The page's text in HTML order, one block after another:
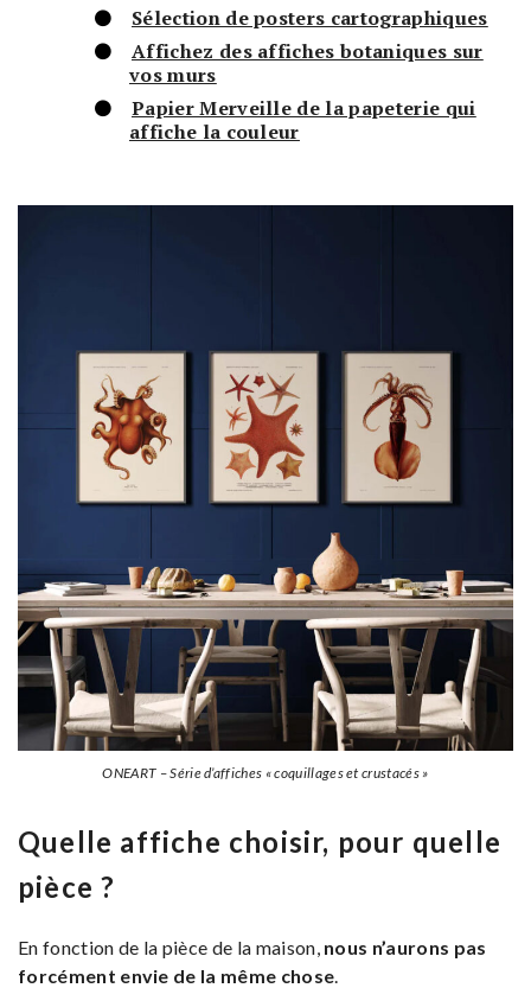
Sélection de posters cartographiques
Affichez des affiches botaniques sur
vos murs
Papier Merveille de la papeterie qui
affiche la couleur
ONEART – Série d’affiches « coquillages et crustacés »
Quelle affiche choisir, pour quelle
pièce ?
En fonction de la pièce de la maison, nous n’aurons pas
forcément envie de la même chose.